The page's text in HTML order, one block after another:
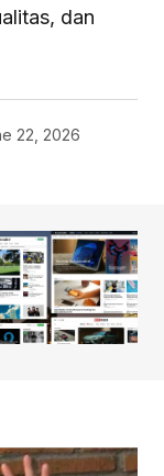
dan
22, 2026